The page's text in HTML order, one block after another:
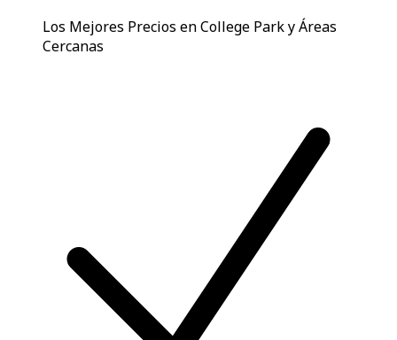
Los Mejores Precios en College Park y Áreas
Cercanas